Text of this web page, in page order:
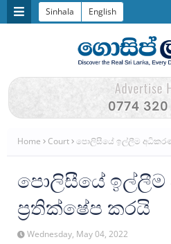
Sinhala English
Home Court පොලිසීයේ ඉල්ලීම
පොලිසීයේ
ප්‍රතික්ෂේප කරයි
Wednesday, May 04, 2022